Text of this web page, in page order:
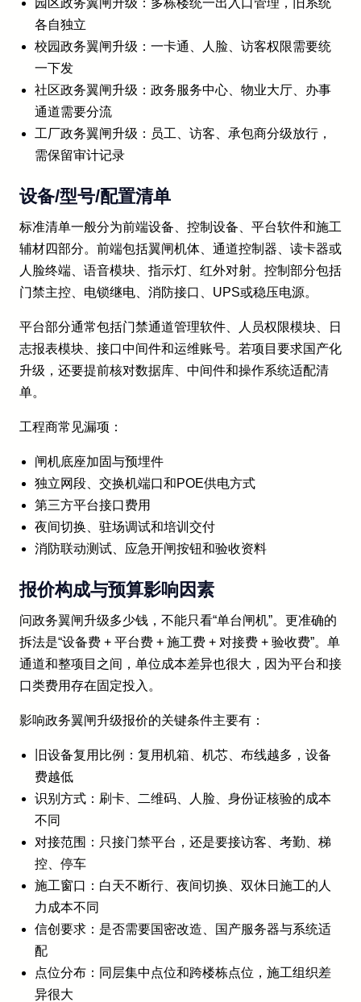
各自独立
校园政务翼闸升级：一卡通、人脸、访客权限需要统
一下发
社区政务翼闸升级：政务服务中心、物业大厅、办事
通道需要分流
工厂政务翼闸升级：员工、访客、承包商分级放行，
需保留审计记录
设备/型号/配置清单
标准清单一般分为前端设备、控制设备、平台软件和施工
辅材四部分。前端包括翼闸机体、通道控制器、读卡器或
人脸终端、语音模块、指示灯、红外对射。控制部分包括
门禁主控、电锁继电、消防接口、UPS或稳压电源。
平台部分通常包括门禁通道管理软件、人员权限模块、日
志报表模块、接口中间件和运维账号。若项目要求国产化
升级，还要提前核对数据库、中间件和操作系统适配清
单。
工程商常见漏项：
闸机底座加固与预埋件
独立网段、交换机端口和POE供电方式
第三方平台接口费用
夜间切换、驻场调试和培训交付
消防联动测试、应急开闸按钮和验收资料
报价构成与预算影响因素
问政务翼闸升级多少钱，不能只看“单台闸机”。更准确的
拆法是“设备费 + 平台费 + 施工费 + 对接费 + 验收费”。单
通道和整项目之间，单位成本差异也很大，因为平台和接
口类费用存在固定投入。
影响政务翼闸升级报价的关键条件主要有：
旧设备复用比例：复用机箱、机芯、布线越多，设备
费越低
识别方式：刷卡、二维码、人脸、身份证核验的成本
不同
对接范围：只接门禁平台，还是要接访客、考勤、梯
控、停车
施工窗口：白天不断行、夜间切换、双休日施工的人
力成本不同
信创要求：是否需要国密改造、国产服务器与系统适
配
点位分布：同层集中点位和跨楼栋点位，施工组织差
异很大